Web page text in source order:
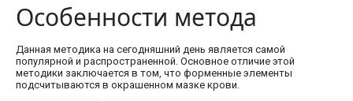
Особенности метода
Данная методика на сегодняшний день является самой
популярной и распространенной. Основное отличие этой
методики заключается в том, что форменные элементы
подсчитываются в окрашенном мазке крови.